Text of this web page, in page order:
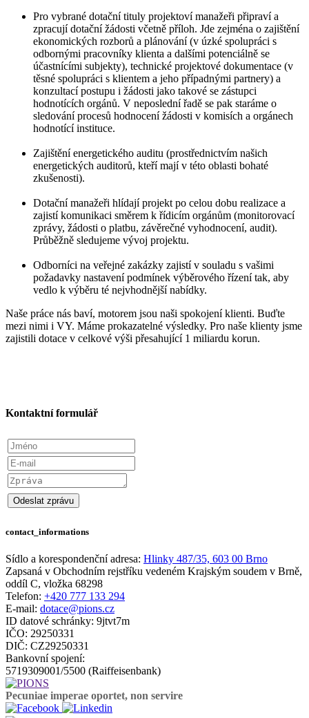
Pro vybrané dotační tituly projektoví manažeři připraví a
zpracují dotační žádosti včetně příloh. Jde zejména o zajištění
ekonomických rozborů a plánování (v úzké spolupráci s
odbornými pracovníky klienta a dalšími potenciálně se
účastnícími subjekty), technické projektové dokumentace (v
těsné spolupráci s klientem a jeho případnými partnery) a
konzultací postupu i žádosti jako takové se zástupci
hodnotících orgánů. V neposlední řadě se pak staráme o
sledování procesů hodnocení žádosti v komisích a orgánech
hodnotící instituce.
Zajištění energetického auditu (prostřednictvím našich
energetických auditorů, kteří mají v této oblasti bohaté
zkušenosti).
Dotační manažeři hlídají projekt po celou dobu realizace a
zajistí komunikaci směrem k řídicím orgánům (monitorovací
zprávy, žádosti o platbu, závěrečné vyhodnocení, audit).
Průběžně sledujeme vývoj projektu.
Odborníci na veřejné zakázky zajistí v souladu s vašimi
požadavky nastavení podmínek výběrového řízení tak, aby
vedlo k výběru té nejvhodnější nabídky.
Naše práce nás baví, motorem jsou naši spokojení klienti. Buďte
mezi nimi i VY. Máme prokazatelné výsledky. Pro naše klienty jsme
zajistili dotace v celkové výši přesahující 1 miliardu korun.
Kontaktní formulář
contact_informations
Sídlo a korespondenční adresa: Hlinky 487/35, 603 00 Brno
Zapsaná v Obchodním rejstříku vedeném Krajským soudem v Brně,
oddíl C, vložka 68298
Telefon: +420 777 133 294
E-mail: dotace@pions.cz
ID datové schránky: 9jtvt7m
IČO: 29250331
DIČ: CZ29250331
Bankovní spojení:
5719309001/5500 (Raiffeisenbank)
Pecuniae imperae oportet, non servire